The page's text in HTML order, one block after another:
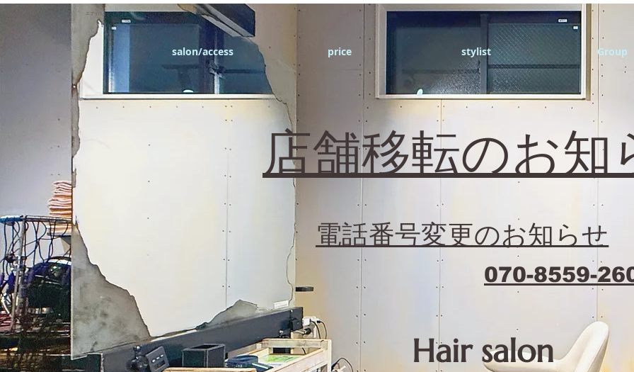
エフィラージュカット
店舗移転のお知
電話番号変更のお知らせ
070-8559-
​Hair salon
salon/access price stylist Group